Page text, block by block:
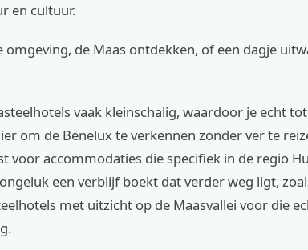
en cultuur.
omgeving, de Maas ontdekken, of een dagje
vaak kleinschalig, waardoor je echt
om de Benelux te verkennen zonder ver te
voor accommodaties die specifiek in de regio
een verblijf boekt dat verder weg ligt,
met uitzicht op de Maasvallei voor die